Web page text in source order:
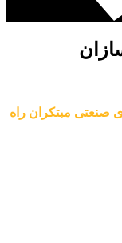
صنعتی مبتکران راه